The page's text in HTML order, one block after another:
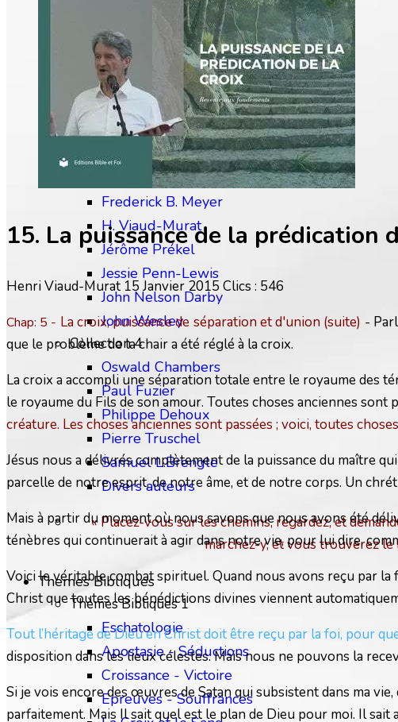
Charles Spurgeon
Chip Brogden
Christian Briem
Charles Finney
David Wilkerson
Edward M. Bounds
Collection 3
Frédéric Gabelle
Frederick B. Meyer
H. Viaud-Murat
Jérôme Prékel
Jessie Penn-Lewis
John Nelson Darby
John Wesley
Collection 4
Oswald Chambers
Paul Fuzier
Philippe Dehoux
Pierre Truschel
Samuel L.Brengle
Divers auteurs
« Placez-vous sur les chemins, regardez, et
marchez-y, et vous trouverez le
Themes Bibliques
Thèmes Bibliques 1
Eschatologie
Apostasie - Séductions
Croissance - Victoire
Epreuves - Souffrances
15. La puissance de la prédication
Henri Viaud-Murat 15 Janvier 2015 Clics : 546
Chap: 5 - La croix, puissance de séparation et d'union (suite) -
que le problème de la chair a été réglé à la croix.
La croix a accompli une séparation totale entre le royaume des
le royaume du Fils de son amour. Toutes choses anciennes
créature. Les choses anciennes sont passées ; voici, toutes
Jésus nous a délivrés complètement de la puissance du maître
parcelle de notre esprit, de notre âme, et de notre corps. Un
Mais à partir du moment où nous savons que nous avons été
ténèbres qui continuerait à agir dans notre vie, pour lui dire,
Voici le véritable combat spirituel. Quand nous avons reçu par
Christ que toutes les bénédictions divines viennent
Tout l’héritage de Dieu en Christ doit être reçu par la foi, pour
disposition dans les lieux célestes. Mais nous ne pouvons la
Si je vois encore des œuvres de Satan qui subsistent dans ma
parfaitement. Mais Il sait quel est le plan de Dieu pour moi. Il sait